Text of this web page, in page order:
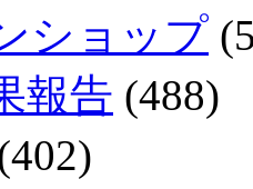
ショップ
報告 (488)